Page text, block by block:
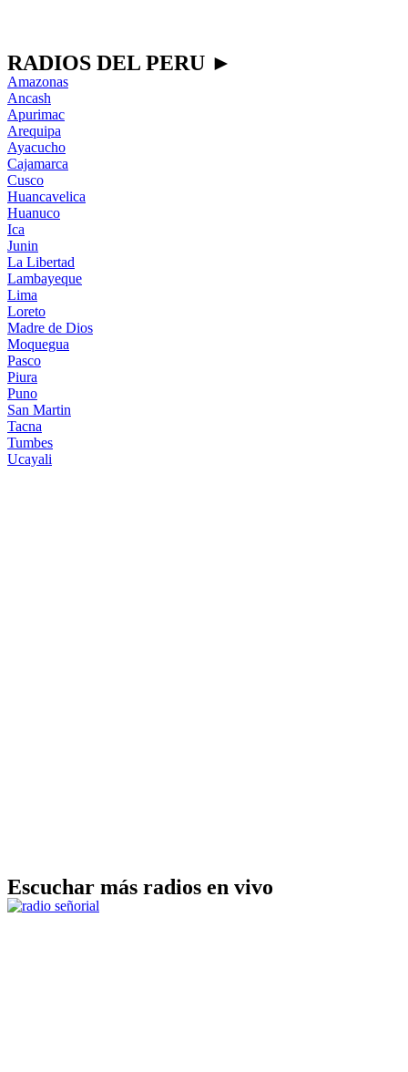
RADIOS DEL PERU ►
Amazonas
Ancash
Apurimac
Arequipa
Ayacucho
Cajamarca
Cusco
Huancavelica
Huanuco
Ica
Junin
La Libertad
Lambayeque
Lima
Loreto
Madre de Dios
Moquegua
Pasco
Piura
Puno
San Martin
Tacna
Tumbes
Ucayali
Escuchar más radios en vivo